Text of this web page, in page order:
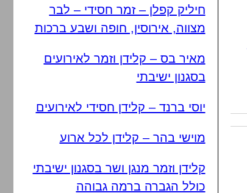
חיליק קפלן – זמר חסידי – לבר
מצווה, אירוסין, חופה ושבע ברכות
מאיר בס – קלידן וזמר לאירועים
בסגנון ישיבתי
יוסי ברנד – קלידן חסידי לאירועים
מוישי בהר – קלידן לכל ארוע
קלידן וזמר מנגן ושר בסגנון ישיבתי
כולל הגברה ברמה גבוהה